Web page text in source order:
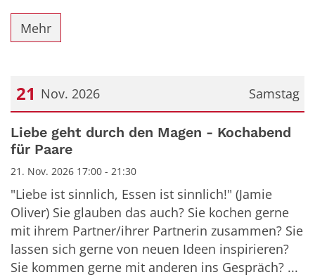
Mehr
Samstag
21 Nov. 2026
Datum: 21. November 2026
Liebe geht durch den Magen - Kochabend
für Paare
21. Nov. 2026 17:00 - 21:30
"Liebe ist sinnlich, Essen ist sinnlich!" (Jamie
Oliver) Sie glauben das auch? Sie kochen gerne
mit ihrem Partner/ihrer Partnerin zusammen? Sie
lassen sich gerne von neuen Ideen inspirieren?
Sie kommen gerne mit anderen ins Gespräch? ...